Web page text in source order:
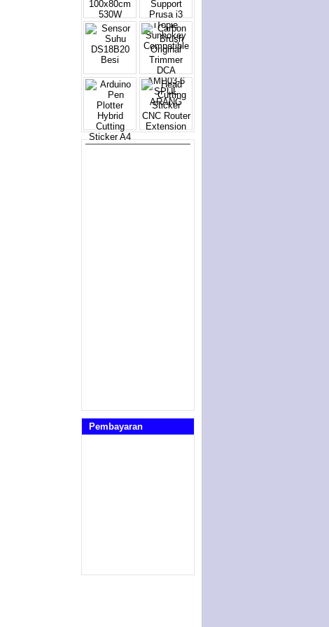
Pembayaran